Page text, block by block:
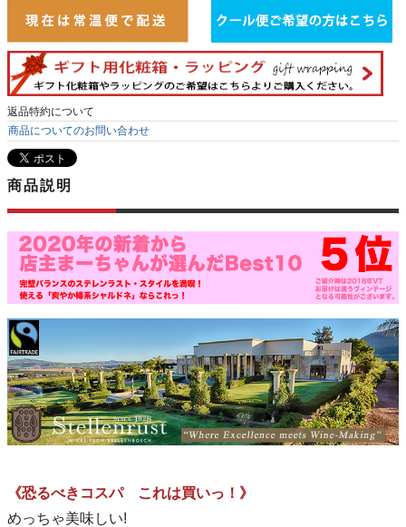
返品特約について
商品についてのお問い合わせ
商品説明
《恐るべきコスパ これは買いっ！》
めっちゃ美味しい!